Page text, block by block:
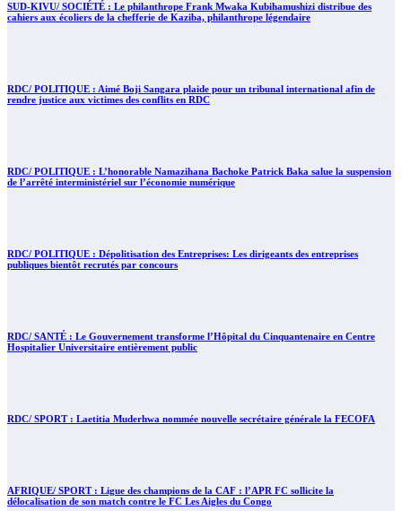
SUD-KIVU/ SOCIÉTÉ : Le philanthrope Frank Mwaka Kubihamushizi distribue des
cahiers aux écoliers de la chefferie de Kaziba, philanthrope légendaire
RDC/ POLITIQUE : Aimé Boji Sangara plaide pour un tribunal international afin de
rendre justice aux victimes des conflits en RDC
RDC/ POLITIQUE : L’honorable Namazihana Bachoke Patrick Baka salue la suspension
de l’arrêté interministériel sur l’économie numérique
RDC/ POLITIQUE : Dépolitisation des Entreprises: Les dirigeants des entreprises
publiques bientôt recrutés par concours
RDC/ SANTÉ : Le Gouvernement transforme l’Hôpital du Cinquantenaire en Centre
Hospitalier Universitaire entièrement public
RDC/ SPORT : Laetitia Muderhwa nommée nouvelle secrétaire générale la FECOFA
AFRIQUE/ SPORT : Ligue des champions de la CAF : l’APR FC sollicite la
délocalisation de son match contre le FC Les Aigles du Congo